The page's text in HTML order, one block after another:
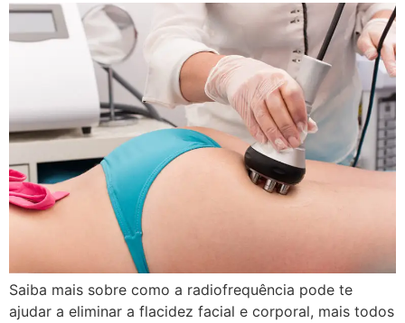
Saiba mais sobre como a radiofrequência pode te
ajudar a eliminar a flacidez facial e corporal, mais todos